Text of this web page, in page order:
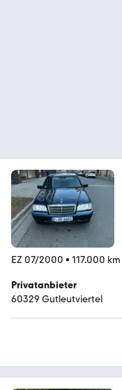
EZ 07/2000 • 117.000 km
Privatanbieter
60329 Gutleutviertel